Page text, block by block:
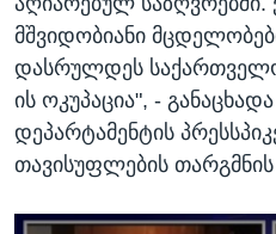
მშვიდობიანი
დასრულდეს
ის ოკუპაცია", -
დეპარტამენტის
თავისუფლების